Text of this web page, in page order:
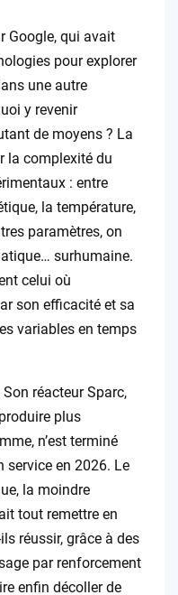
Google, qui avait
pour explorer
une autre
y revenir
de moyens ? La
la complexité du
: entre
la température,
paramètres, on
surhumaine.
celui où
son efficacité et sa
variables en temps
Son réacteur Sparc,
plus
n’est terminé
service en 2026. Le
la moindre
tout remettre en
réussir, grâce à des
par renforcement
enfin décoller de